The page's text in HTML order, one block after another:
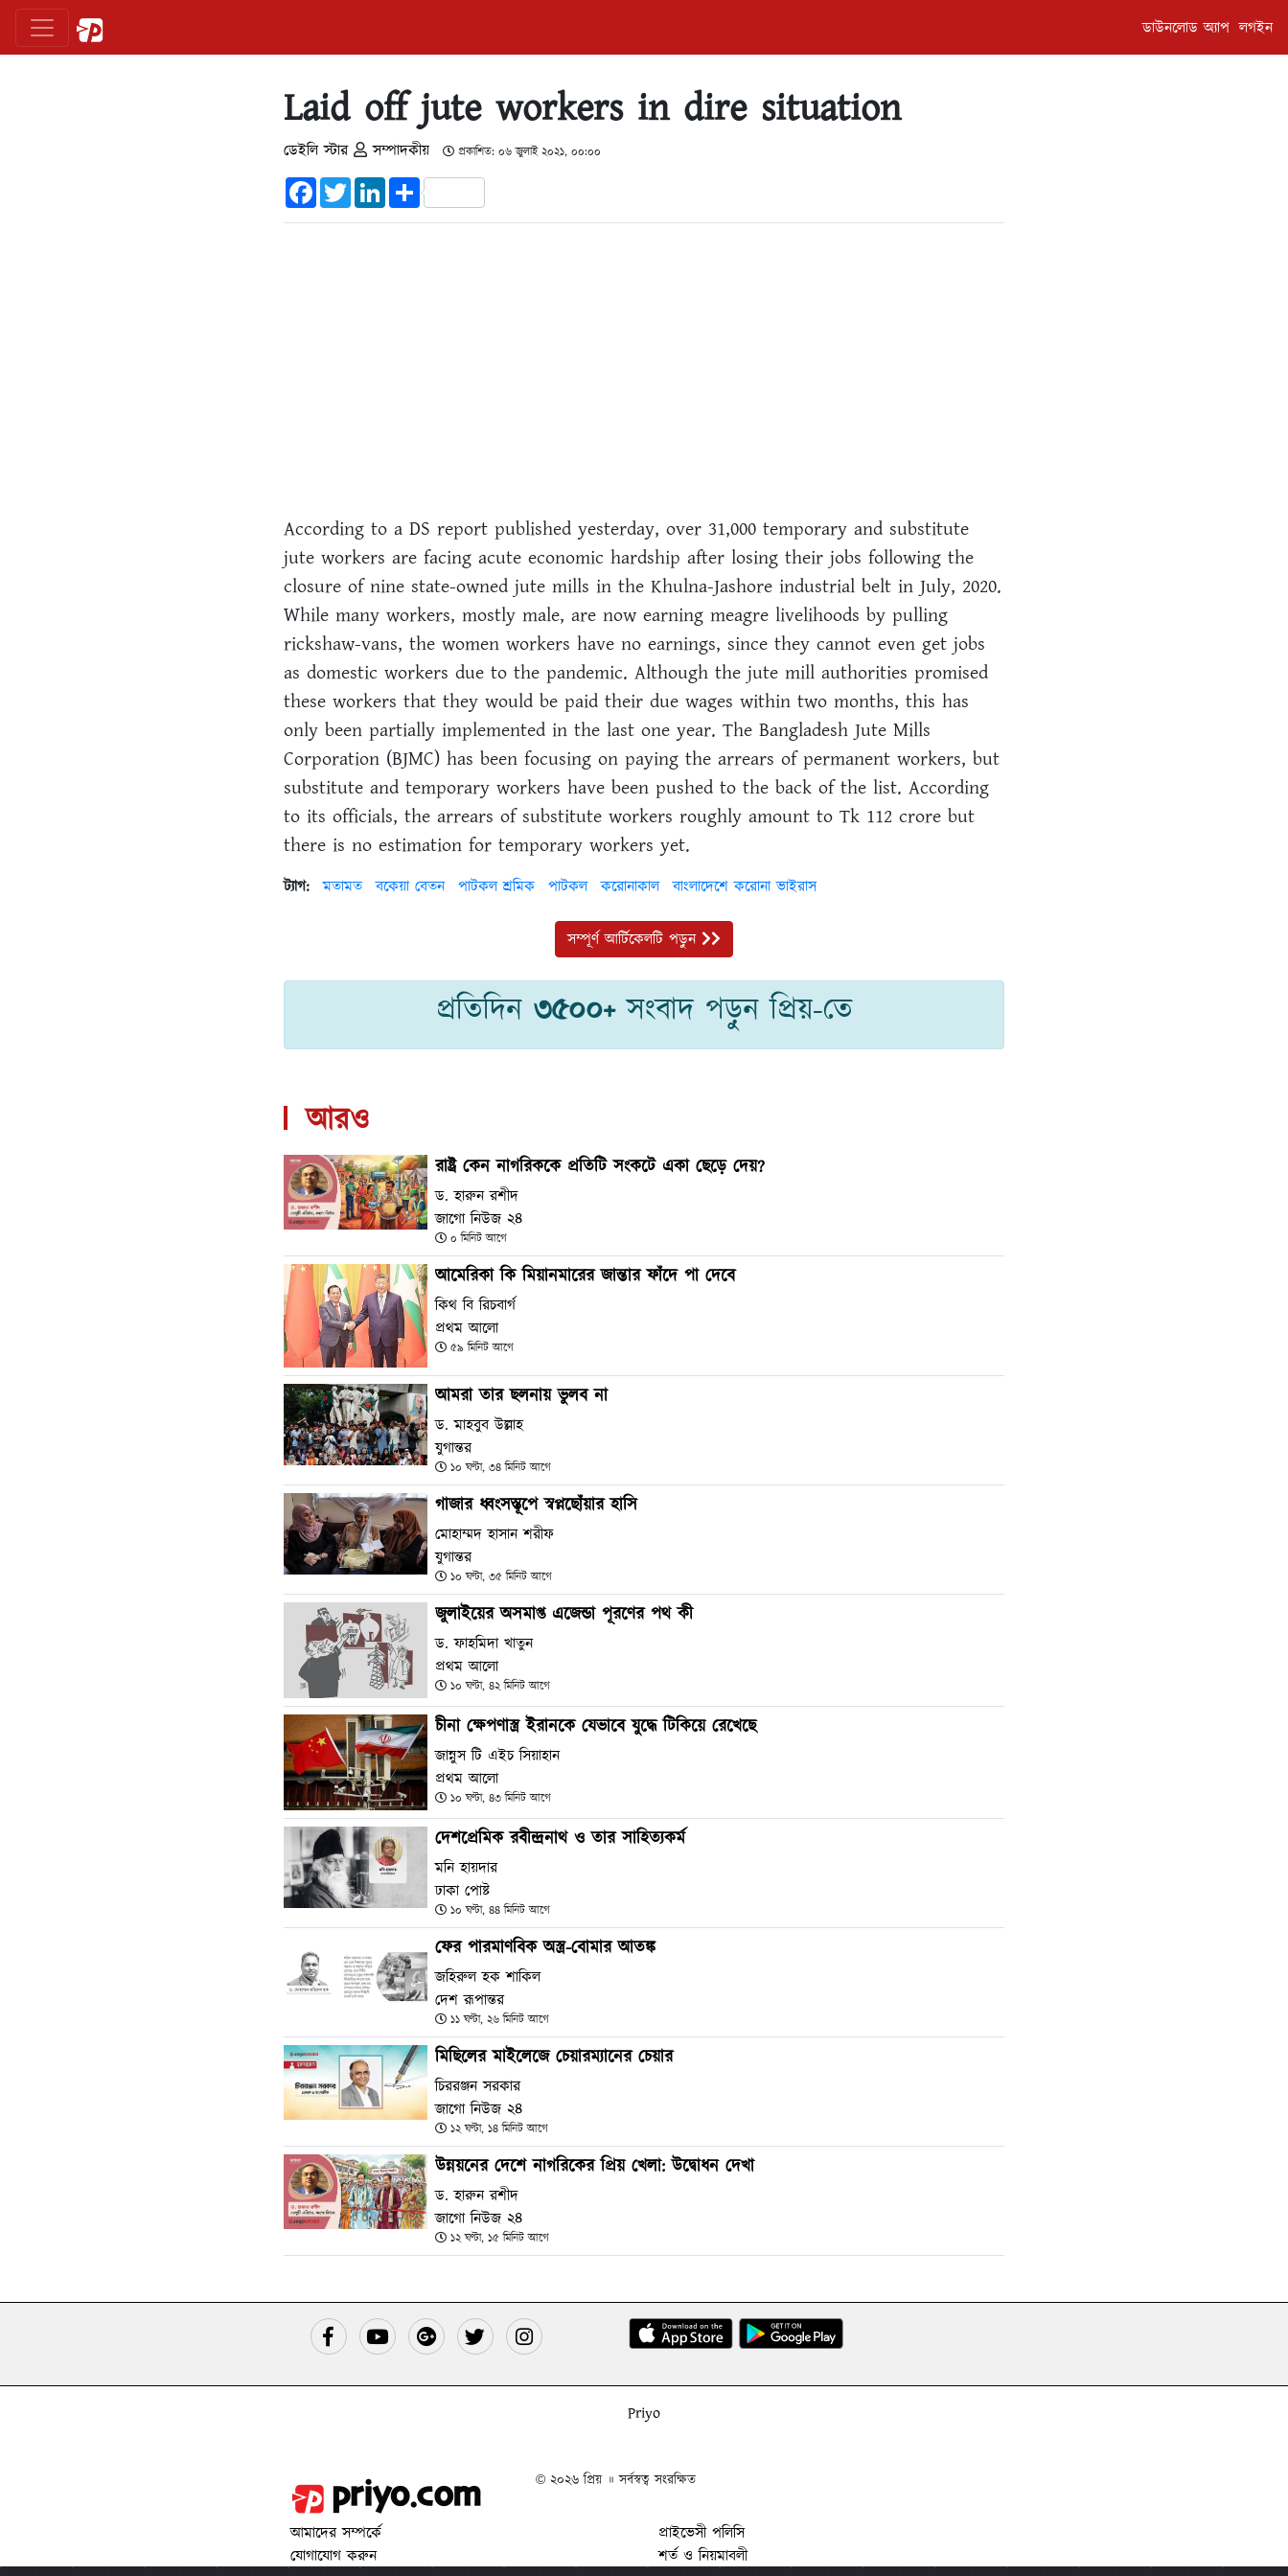
ডাউনলোড অ্যাপ লগইন
Laid off jute workers in dire situation
ডেইলি স্টার সম্পাদকীয় প্রকাশিত: ০৬ জুলাই ২০২১, ০০:০০
FacebookTwitterLinkedInShare
According to a DS report published yesterday, over 31,000 temporary and substitute
jute workers are facing acute economic hardship after losing their jobs following the
closure of nine state-owned jute mills in the Khulna-Jashore industrial belt in July, 2020.
While many workers, mostly male, are now earning meagre livelihoods by pulling
rickshaw-vans, the women workers have no earnings, since they cannot even get jobs
as domestic workers due to the pandemic. Although the jute mill authorities promised
these workers that they would be paid their due wages within two months, this has
only been partially implemented in the last one year. The Bangladesh Jute Mills
Corporation (BJMC) has been focusing on paying the arrears of permanent workers, but
substitute and temporary workers have been pushed to the back of the list. According
to its officials, the arrears of substitute workers roughly amount to Tk 112 crore but
there is no estimation for temporary workers yet.
ট্যাগ: মতামত বকেয়া বেতন পাটকল শ্রমিক পাটকল করোনাকাল বাংলাদেশে করোনা ভাইরাস
সম্পূর্ণ আর্টিকেলটি পড়ুন
প্রতিদিন ৩৫০০+সংবাদ পড়ুন প্রিয়-তে
আরও
রাষ্ট্র কেন নাগরিককে প্রতিটি সংকটে একা ছেড়ে দেয়?
ড. হারুন রশীদ
জাগো নিউজ ২৪
০ মিনিট আগে
আমেরিকা কি মিয়ানমারের জান্তার ফাঁদে পা দেবে
কিথ বি রিচবার্গ
প্রথম আলো
৫৯ মিনিট আগে
আমরা তার ছলনায় ভুলব না
ড. মাহবুব উল্লাহ
যুগান্তর
১০ ঘণ্টা, ৩৪ মিনিট আগে
গাজার ধ্বংসস্তূপে স্বপ্নছোঁয়ার হাসি
মোহাম্মদ হাসান শরীফ
যুগান্তর
১০ ঘণ্টা, ৩৫ মিনিট আগে
জুলাইয়ের অসমাপ্ত এজেন্ডা পূরণের পথ কী
ড. ফাহমিদা খাতুন
প্রথম আলো
১০ ঘণ্টা, ৪২ মিনিট আগে
চীনা ক্ষেপণাস্ত্র ইরানকে যেভাবে যুদ্ধে টিকিয়ে রেখেছে
জান্নুস টি এইচ সিয়াহান
প্রথম আলো
১০ ঘণ্টা, ৪৩ মিনিট আগে
দেশপ্রেমিক রবীন্দ্রনাথ ও তার সাহিত্যকর্ম
মনি হায়দার
ঢাকা পোষ্ট
১০ ঘণ্টা, ৪৪ মিনিট আগে
ফের পারমাণবিক অস্ত্র-বোমার আতঙ্ক
জহিরুল হক শাকিল
দেশ রূপান্তর
১১ ঘণ্টা, ২৬ মিনিট আগে
মিছিলের মাইলেজে চেয়ারম্যানের চেয়ার
চিররঞ্জন সরকার
জাগো নিউজ ২৪
১২ ঘণ্টা, ১৪ মিনিট আগে
উন্নয়নের দেশে নাগরিকের প্রিয় খেলা: উদ্বোধন দেখা
ড. হারুন রশীদ
জাগো নিউজ ২৪
১২ ঘণ্টা, ১৫ মিনিট আগে
Priyo
© ২০২৬ প্রিয় ॥ সর্বস্বত্ব সংরক্ষিত
আমাদের সম্পর্কে
যোগাযোগ করুন
প্রাইভেসী পলিসি
শর্ত ও নিয়মাবলী